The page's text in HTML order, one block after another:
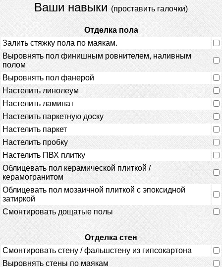
Ваши навыки (проставить галочки)
Отделка пола
Залить стяжку пола по маякам.
Выровнять пол финишным ровнителем, наливным
полом
Выровнять пол фанерой
Настелить линолеум
Настелить ламинат
Настелить паркетную доску
Настелить паркет
Настелить пробку
Настелить ПВХ плитку
Облицевать пол керамической плиткой /
керамогранитом
Облицевать пол мозаичной плиткой с эпоксидной
затиркой
Смонтировать дощатые полы
Отделка стен
Смонтировать стену / фальшстену из гипсокартона
Выровнять стены по маякам